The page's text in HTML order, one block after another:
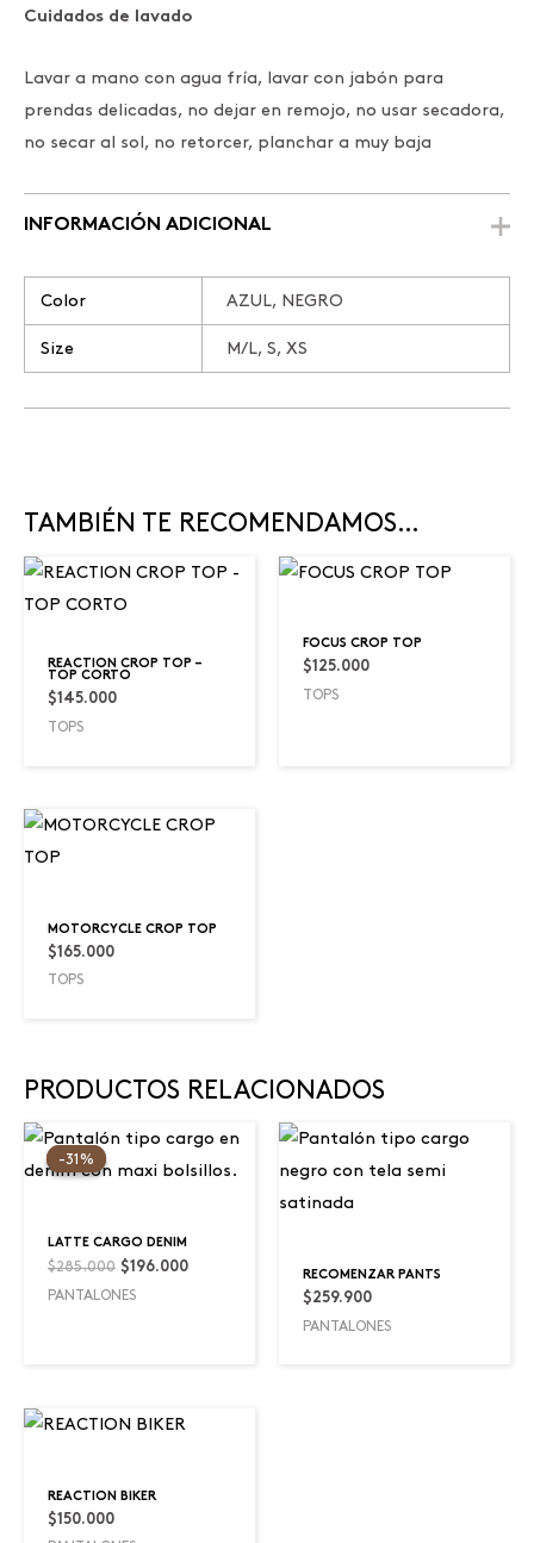
Cuidados de lavado
Lavar a mano con agua fría, lavar con jabón para
prendas delicadas, no dejar en remojo, no usar secadora,
no secar al sol, no retorcer, planchar a muy baja
INFORMACIÓN ADICIONAL
Color AZUL, NEGRO
Size M/L, S, XS
TAMBIÉN TE RECOMENDAMOS…
REACTION CROP TOP –
TOP CORTO
$ 145.000
TOPS
FOCUS CROP TOP
$ 125.000
TOPS
MOTORCYCLE CROP TOP
$165.000
TOPS
PRODUCTOS RELACIONADOS
-31%
-31%
LATTE CARGO DENIM
$285.000
Original
price
was:
$196.000
price
is:
PANTALONES
RECOMENZAR PANTS
$259.900
PANTALONES
REACTION BIKER
$150.000